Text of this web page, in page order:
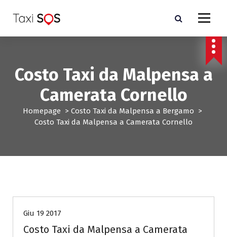
a
Costo Taxi da Malpensa a
Camerata Cornello
Homepage > Costo Taxi da Malpensa a Bergamo >
Costo Taxi da Malpensa a Camerata Cornello
Giu 19 2017
Costo Taxi da Malpensa a Camerata